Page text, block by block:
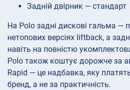
Задній двірник — стандарт
На Polo задні дискові гальма —
нетопових версіях liftback, а
навіть на повністю
Polo також коштує дорожче за
Rapid — це надбавка, яку платять
бренд, а не за практичність.